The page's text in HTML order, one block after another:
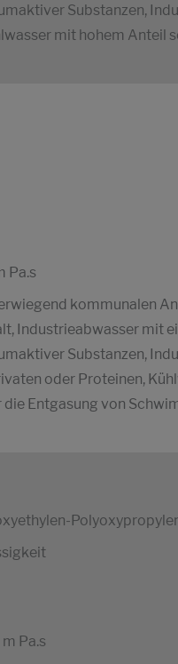
Substanzen,
mit hohem Anteil
Pa.s
kommunalen
Industrieabwasser mit
Substanzen,
oder Proteinen,
Entgasung von
Pa.s